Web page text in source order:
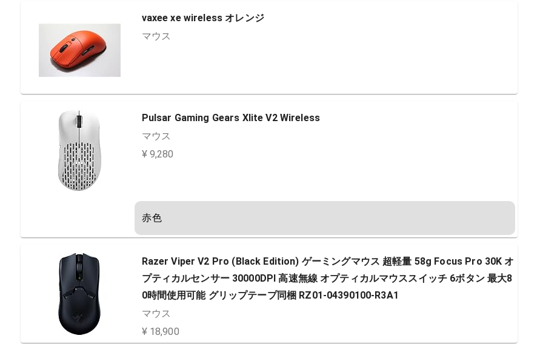
vaxee xe wireless オレンジ
マウス
Pulsar Gaming Gears Xlite V2 Wireless
マウス
¥ 9,280
赤色
Razer Viper V2 Pro (Black Edition) ゲーミングマウス 超軽量 58g Focus Pro 30K オ
プティカルセンサー 30000DPI 高速無線 オプティカルマウススイッチ 6ボタン 最大8
0時間使用可能 グリップテープ同梱 RZ01-04390100-R3A1
マウス
¥ 18,900